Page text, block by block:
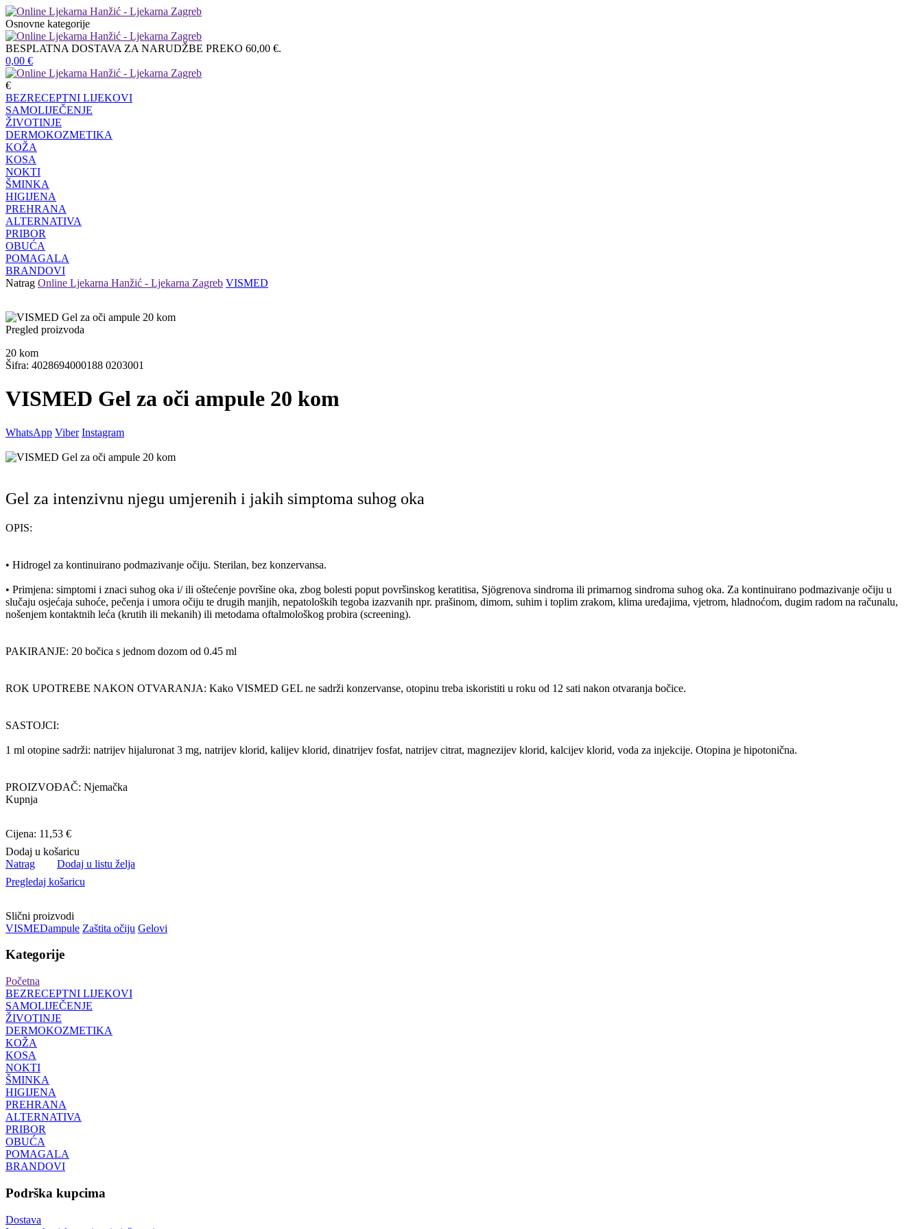
Osnovne kategorije
BESPLATNA DOSTAVA ZA NARUDŽBE PREKO 60,00 €.
0,00 €
€
BEZRECEPTNI LIJEKOVI
SAMOLIJEČENJE
ŽIVOTINJE
DERMOKOZMETIKA
KOŽA
KOSA
NOKTI
ŠMINKA
HIGIJENA
PREHRANA
ALTERNATIVA
PRIBOR
OBUĆA
POMAGALA
BRANDOVI
Natrag Online Ljekarna Hanžić - Ljekarna Zagreb VISMED
Pregled proizvoda
20 kom
Šifra: 4028694000188 0203001
VISMED Gel za oči ampule 20 kom
WhatsApp Viber Instagram
Gel za intenzivnu njegu umjerenih i jakih simptoma suhog oka
OPIS:
• Hidrogel za kontinuirano podmazivanje očiju. Sterilan, bez konzervansa.
• Primjena: simptomi i znaci suhog oka i/ ili oštećenje površine oka, zbog bolesti poput površinskog keratitisa, Sjögrenova sindroma ili primarnog sindroma suhog oka. Za kontinuirano podmazivanje očiju u
slučaju osjećaja suhoće, pečenja i umora očiju te drugih manjih, nepatoloških tegoba izazvanih npr. prašinom, dimom, suhim i toplim zrakom, klima uređajima, vjetrom, hladnoćom, dugim radom na računalu,
nošenjem kontaktnih leća (krutih ili mekanih) ili metodama oftalmološkog probira (screening).
PAKIRANJE: 20 bočica s jednom dozom od 0.45 ml
ROK UPOTREBE NAKON OTVARANJA: Kako VISMED GEL ne sadrži konzervanse, otopinu treba iskoristiti u roku od 12 sati nakon otvaranja bočice.
SASTOJCI:
1 ml otopine sadrži: natrijev hijaluronat 3 mg, natrijev klorid, kalijev klorid, dinatrijev fosfat, natrijev citrat, magnezijev klorid, kalcijev klorid, voda za injekcije. Otopina je hipotonična.
PROIZVOĐAČ: Njemačka
Kupnja
Cijena: 11,53 €
Dodaj u košaricu
Natrag
Dodaj u listu želja
Pregledaj košaricu
Slični proizvodi
VISMEDampule Zaštita očiju Gelovi
Kategorije
Početna
BEZRECEPTNI LIJEKOVI
SAMOLIJEČENJE
ŽIVOTINJE
DERMOKOZMETIKA
KOŽA
KOSA
NOKTI
ŠMINKA
HIGIJENA
PREHRANA
ALTERNATIVA
PRIBOR
OBUĆA
POMAGALA
BRANDOVI
Podrška kupcima
Dostava